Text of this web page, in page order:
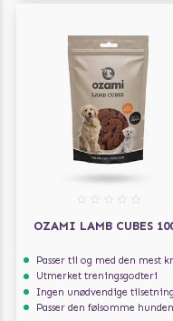
OZAMI LAMB CUBES
Passer til og med den mest kresne
Utmerket treningsgodteri
Ingen unødvendige
Passer den følsomme hunden